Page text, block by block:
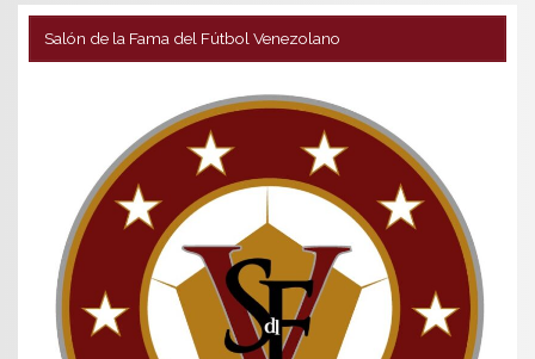
Salón de la Fama del Fútbol Venezolano